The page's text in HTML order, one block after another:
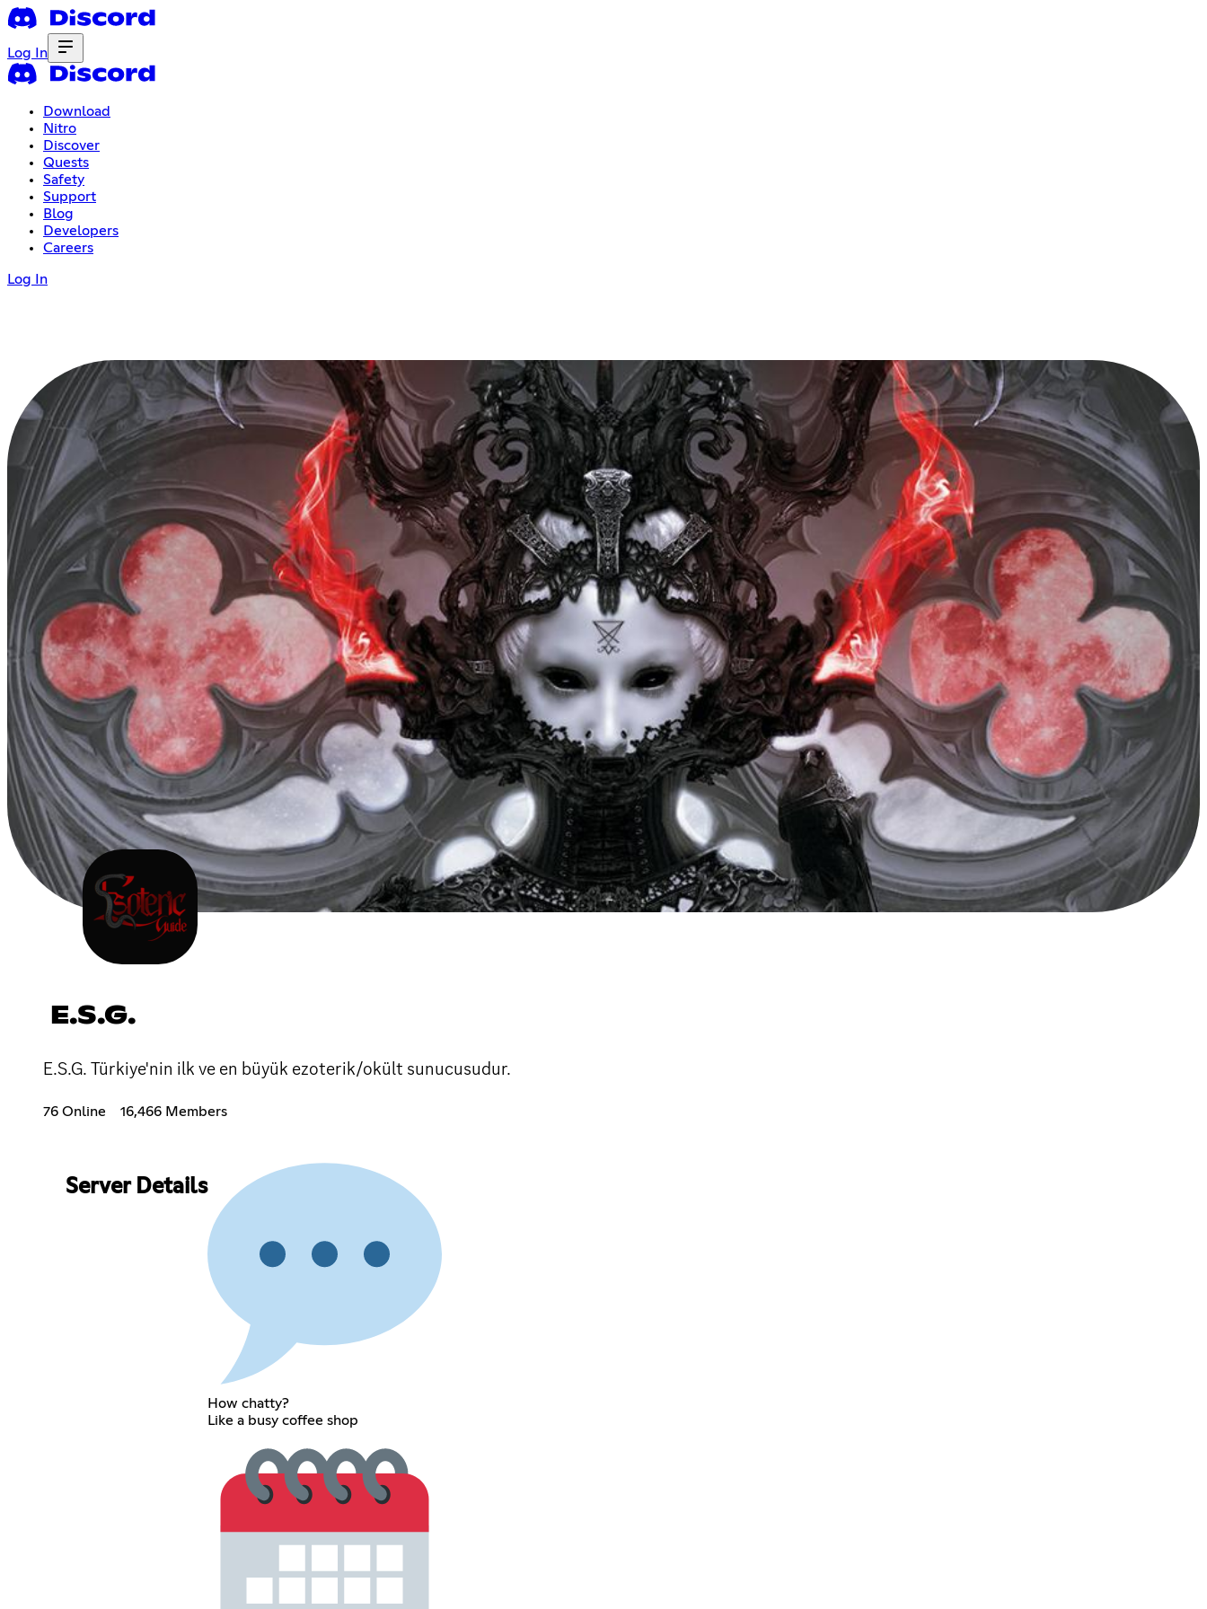
Log In
Download
Nitro
Discover
Quests
Safety
Support
Blog
Developers
Careers
Log In
E.S.G.
E.S.G. Türkiye'nin ilk ve en büyük ezoterik/okült sunucusudur.
76 Online 16,466 Members
Server Details
How chatty?
Like a busy coffee shop